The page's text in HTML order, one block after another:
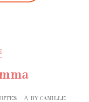
BY CAMILLE